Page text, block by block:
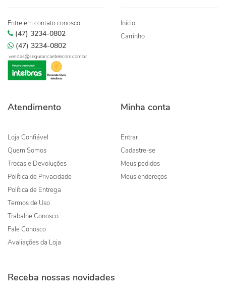
Entre em contato conosco
(47) 3234-0802
(47) 3234-0802
vendas@segurancaetelecom.com.br
Início
Carrinho
Atendimento
Loja Confiável
Quem Somos
Trocas e Devoluções
Política de Privacidade
Política de Entrega
Termos de Uso
Trabalhe Conosco
Fale Conosco
Avaliações da Loja
Minha conta
Entrar
Cadastre-se
Meus pedidos
Meus endereços
Receba nossas novidades